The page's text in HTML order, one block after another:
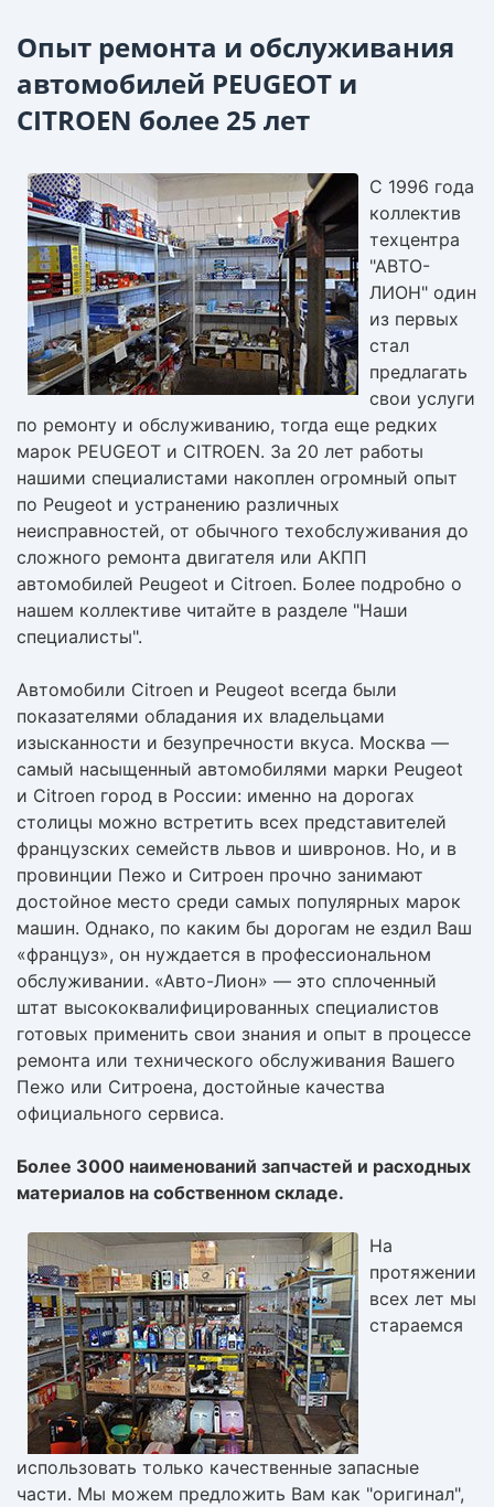
Опыт ремонта и обслуживания
автомобилей PEUGEOT и
CITROEN более 25 лет
С 1996 года
коллектив
техцентра
"АВТО-
ЛИОН" один
из первых
стал
предлагать
свои услуги
по ремонту и обслуживанию, тогда еще редких
марок PEUGEOT и CITROEN. За 20 лет работы
нашими специалистами накоплен огромный опыт
по Peugeot и устранению различных
неисправностей, от обычного техобслуживания до
сложного ремонта двигателя или АКПП
автомобилей Peugeot и Citroen. Более подробно о
нашем коллективе читайте в разделе "Наши
специалисты".
Автомобили Citroen и Peugeot всегда были
показателями обладания их владельцами
изысканности и безупречности вкуса. Москва —
самый насыщенный автомобилями марки Peugeot
и Citroen город в России: именно на дорогах
столицы можно встретить всех представителей
французских семейств львов и шивронов. Но, и в
провинции Пежо и Ситроен прочно занимают
достойное место среди самых популярных марок
машин. Однако, по каким бы дорогам не ездил Ваш
«француз», он нуждается в профессиональном
обслуживании. «Авто-Лион» — это сплоченный
штат высококвалифицированных специалистов
готовых применить свои знания и опыт в процессе
ремонта или технического обслуживания Вашего
Пежо или Ситроена, достойные качества
официального сервиса.
Более 3000 наименований запчастей и расходных
материалов на собственном складе.
На
протяжении
всех лет мы
стараемся
использовать только качественные запасные
части. Мы можем предложить Вам как "оригинал",